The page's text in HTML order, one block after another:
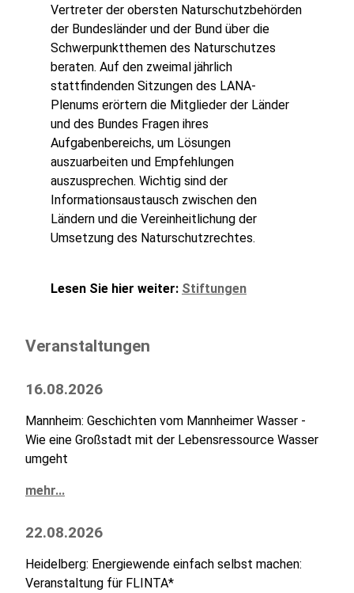
Vertreter der obersten Naturschutzbehörden
der Bundesländer und der Bund über die
Schwerpunktthemen des Naturschutzes
beraten. Auf den zweimal jährlich
stattfindenden Sitzungen des LANA-
Plenums erörtern die Mitglieder der Länder
und des Bundes Fragen ihres
Aufgabenbereichs, um Lösungen
auszuarbeiten und Empfehlungen
auszusprechen. Wichtig sind der
Informationsaustausch zwischen den
Ländern und die Vereinheitlichung der
Umsetzung des Naturschutzrechtes.
Lesen Sie hier weiter: Stiftungen
Veranstaltungen
16.08.2026
Mannheim: Geschichten vom Mannheimer Wasser -
Wie eine Großstadt mit der Lebensressource Wasser
umgeht
mehr...
22.08.2026
Heidelberg: Energiewende einfach selbst machen:
Veranstaltung für FLINTA*